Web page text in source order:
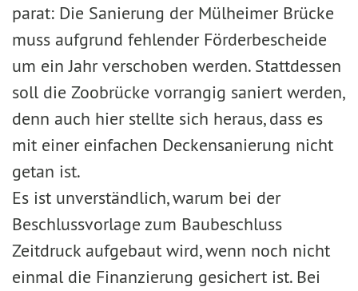
parat: Die Sanierung der Mülheimer Brücke
muss aufgrund fehlender Förderbescheide
um ein Jahr verschoben werden. Stattdessen
soll die Zoobrücke vorrangig saniert werden,
denn auch hier stellte sich heraus, dass es
mit einer einfachen Deckensanierung nicht
getan ist.
Es ist unverständlich, warum bei der
Beschlussvorlage zum Baubeschluss
Zeitdruck aufgebaut wird, wenn noch nicht
einmal die Finanzierung gesichert ist. Bei